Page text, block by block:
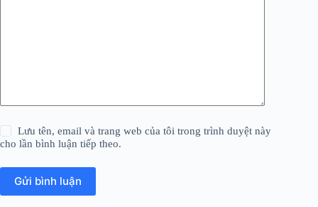
Lưu tên, email và trang web của tôi trong trình duyệt này
cho lần bình luận tiếp theo.
Gửi bình luận